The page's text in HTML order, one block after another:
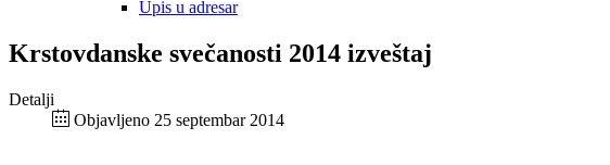
Upis u adresar
Krstovdanske svečanosti 2014 izveštaj
Detalji
Objavljeno 25 septembar 2014